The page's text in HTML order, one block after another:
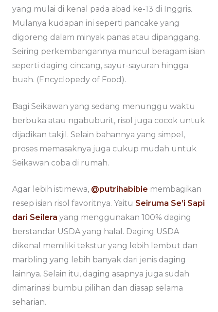
yang mulai di kenal pada abad ke-13 di Inggris.
Mulanya kudapan ini seperti pancake yang
digoreng dalam minyak panas atau dipanggang.
Seiring perkembangannya muncul beragam isian
seperti daging cincang, sayur-sayuran hingga
buah. (Encyclopedy of Food).
Bagi Seikawan yang sedang menunggu waktu
berbuka atau ngabuburit, risol juga cocok untuk
dijadikan takjil. Selain bahannya yang simpel,
proses memasaknya juga cukup mudah untuk
Seikawan coba di rumah.
Agar lebih istimewa, @putrihabibie membagikan
resep isian risol favoritnya. Yaitu Seiruma Se’i Sapi
dari Seilera yang menggunakan 100% daging
berstandar USDA yang halal. Daging USDA
dikenal memiliki tekstur yang lebih lembut dan
marbling yang lebih banyak dari jenis daging
lainnya. Selain itu, daging asapnya juga sudah
dimarinasi bumbu pilihan dan diasap selama
seharian.